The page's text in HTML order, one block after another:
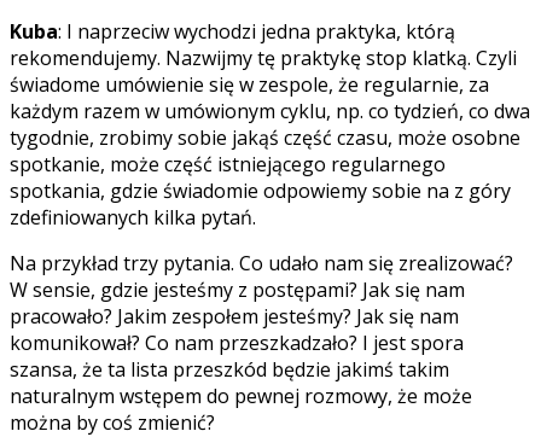
Kuba: I naprzeciw wychodzi jedna praktyka, którą
rekomendujemy. Nazwijmy tę praktykę stop klatką. Czyli
świadome umówienie się w zespole, że regularnie, za
każdym razem w umówionym cyklu, np. co tydzień, co dwa
tygodnie, zrobimy sobie jakąś część czasu, może osobne
spotkanie, może część istniejącego regularnego
spotkania, gdzie świadomie odpowiemy sobie na z góry
zdefiniowanych kilka pytań.
Na przykład trzy pytania. Co udało nam się zrealizować?
W sensie, gdzie jesteśmy z postępami? Jak się nam
pracowało? Jakim zespołem jesteśmy? Jak się nam
komunikował? Co nam przeszkadzało? I jest spora
szansa, że ta lista przeszkód będzie jakimś takim
naturalnym wstępem do pewnej rozmowy, że może
można by coś zmienić?